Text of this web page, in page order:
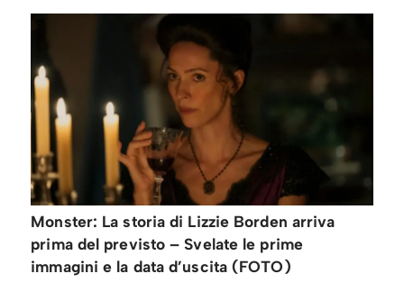
Monster: La storia di Lizzie Borden arriva
prima del previsto – Svelate le prime
immagini e la data d’uscita (FOTO)